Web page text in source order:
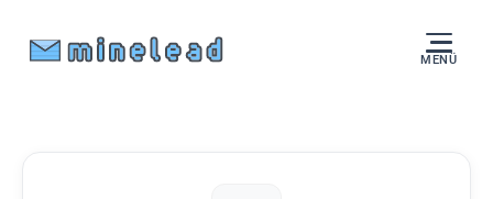
MENÜ